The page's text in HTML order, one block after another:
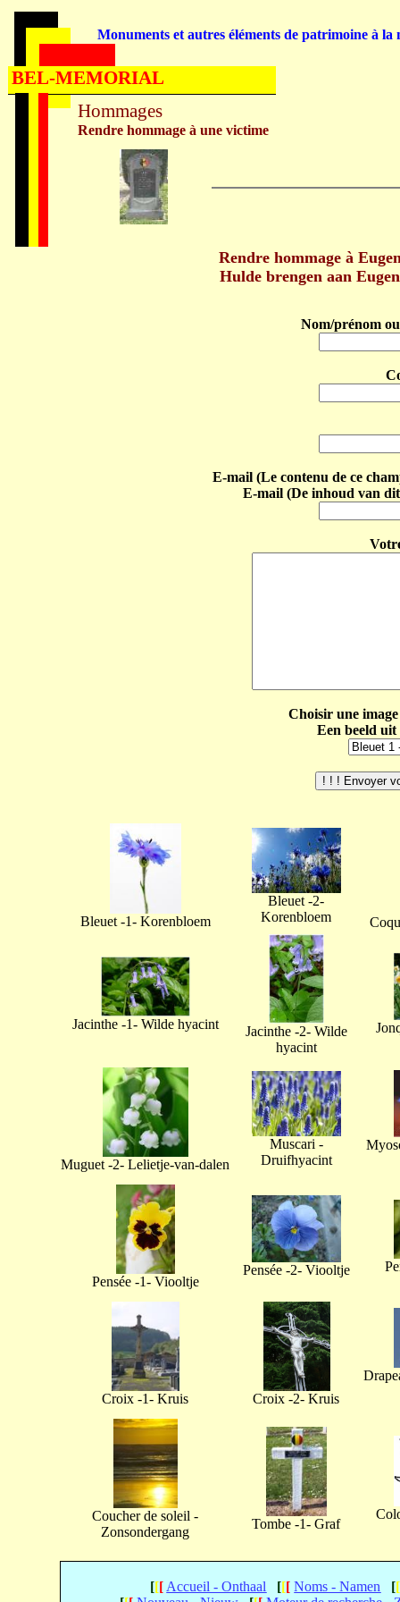
Rendre hommage à
Hulde brengen aan
Nom/prénom
E-mail (Le contenu de ce
E-mail (De inhoud van
Choisir une
Een beeld
Bleuet -1- Korenbloem
Bleuet -2-
Korenbloem
Jacinthe -1- Wilde hyacint
Jacinthe -2- Wilde
hyacint
Muguet -2- Lelietje-van-dalen
Muscari -
Druifhyacint
Pensée -1- Viooltje
Pensée -2- Viooltje
Croix -1- Kruis Croix -2- Kruis
Coucher de soleil -
Zonsondergang
Tombe -1- Graf
[[[ Accueil - Onthaal [[[ Noms - Namen [[
Hommages
Rendre hommage à une victime
Monuments et autres éléments de patrimoine à la
BEL-MEMORIAL